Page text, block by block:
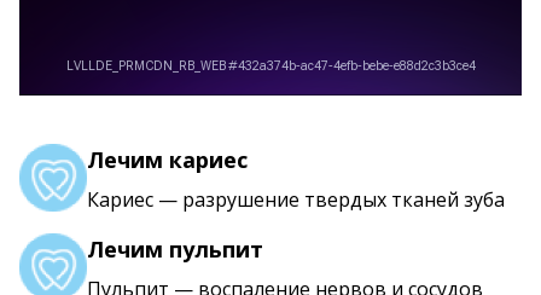
Лечим кариес
Кариес — разрушение твердых тканей зуба
Лечим пульпит
Пульпит — воспаление нервов и сосудов